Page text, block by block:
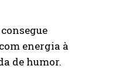
energia à
de humor.